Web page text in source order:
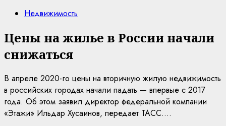
Недвижимость
Цены на жилье в России начали
снижаться
В апреле 2020-го цены на вторичную жилую недвижимость
в российских городах начали падать — впервые с 2017
года. Об этом заявил директор федеральной компании
«Этажи» Ильдар Хусаинов, передает ТАСС....